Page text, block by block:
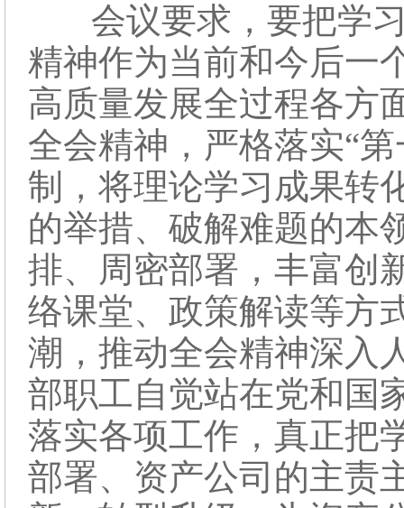
会议要求，要把学习
精神作为当前和今后一
高质量发展全过程各方
全会精神，严格落实“
制，将理论学习成果转
的举措、破解难题的本
排、周密部署，丰富创
络课堂、政策解读等方
潮，推动全会精神深入
部职工自觉站在党和国
落实各项工作，真正把
部署、资产公司的主责